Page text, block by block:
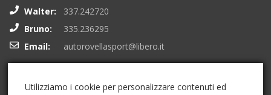
Walter:
337.242720
Bruno:
335.236295
Email:
autorovellasport@libero.it
I Nostri Social
Utilizziamo i cookie per personalizzare contenuti ed